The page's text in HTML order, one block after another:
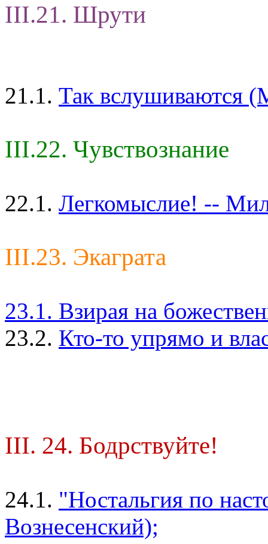
III.21. Шрути
21.1. Так вслушиваются
III.22. Чувствознание
22.1. Легкомыслие! --
III.23. Экаграта
23.1. Взирая на
23.2. Кто-то упрямо и
III. 24. Бодрствуйте!
24.1. "Ностальгия по
Вознесенский);